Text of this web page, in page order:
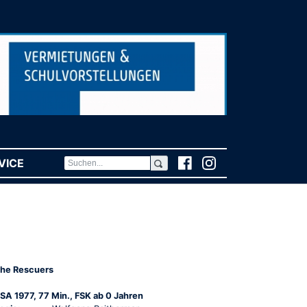
(CURRENT)
Rescuers
1977, 77 Min., FSK ab 0 Jahren